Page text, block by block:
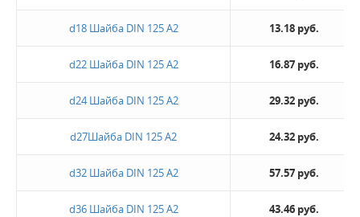
d18 Шайба DIN 125 А2 13.18 руб.
d22 Шайба DIN 125 А2 16.87 руб.
d24 Шайба DIN 125 А2 29.32 руб.
d27Шайба DIN 125 А2 24.32 руб.
d32 Шайба DIN 125 А2 57.57 руб.
d36 Шайба DIN 125 А2 43.46 руб.